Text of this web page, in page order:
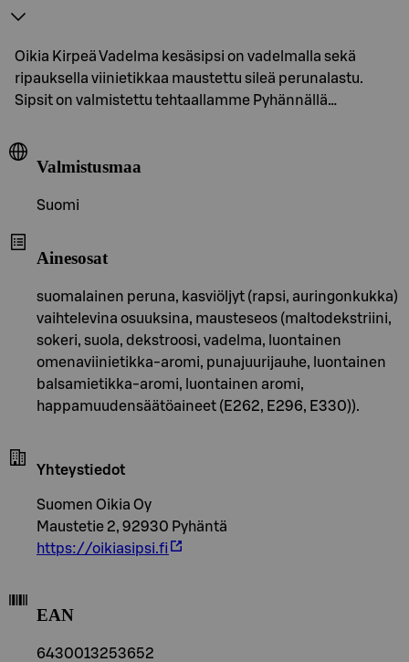
Oikia Kirpeä Vadelma kesäsipsi on vadelmalla sekä
ripauksella viinietikkaa maustettu sileä perunalastu.
Sipsit on valmistettu tehtaallamme Pyhännällä…
Valmistusmaa
Suomi
Ainesosat
suomalainen peruna, kasviöljyt (rapsi, auringonkukka)
vaihtelevina osuuksina, mausteseos (maltodekstriini,
sokeri, suola, dekstroosi, vadelma, luontainen
omenaviinietikka-aromi, punajuurijauhe, luontainen
balsamietikka-aromi, luontainen aromi,
happamuudensäätöaineet (E262, E296, E330)).
Yhteystiedot
Suomen Oikia Oy
Maustetie 2, 92930 Pyhäntä
https://oikiasipsi.fi
EAN
6430013253652